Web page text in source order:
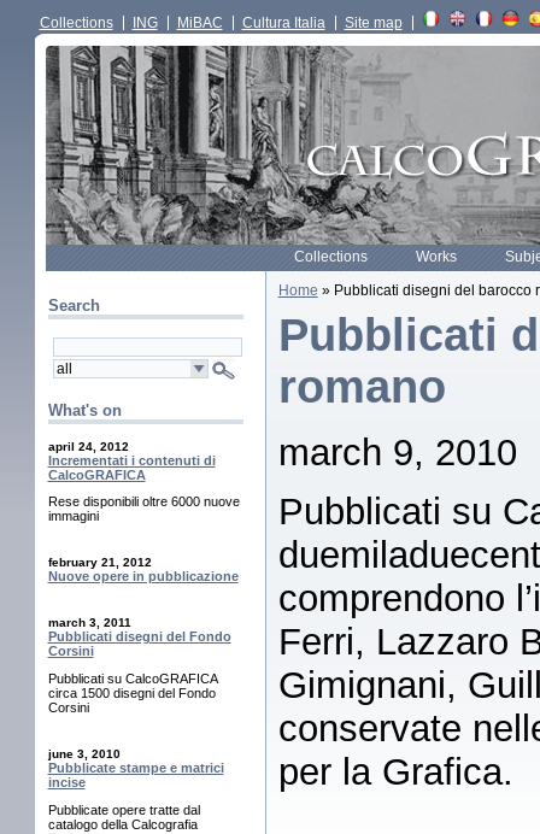
Collections ING MiBAC Cultura Italia Site map
Collections Works
Search
What's on
april 24, 2012
Incrementati i contenuti di
CalcoGRAFICA
Rese disponibili oltre 6000 nuove
immagini
february 21, 2012
Nuove opere in pubblicazione
march 3, 2011
Pubblicati disegni del Fondo
Corsini
Pubblicati su CalcoGRAFICA
circa 1500 disegni del Fondo
Corsini
june 3, 2010
Pubblicate stampe e matrici
incise
Pubblicate opere tratte dal
catalogo della Calcografia
Home » Pubblicati disegni del barocco
Pubblicati
romano
march 9, 2010
Pubblicati su
comprendono
Ferri, Lazzaro
Gimignani,
conservate
per la Grafica.